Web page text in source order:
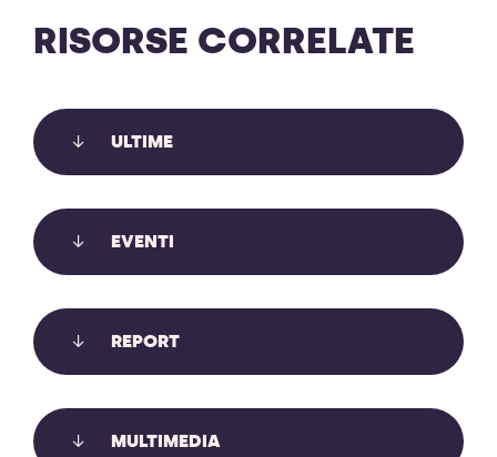
RISORSE CORRELATE
ULTIME
LE SLAPP: USARE I TRIBUNALI PER
METTERE A TACERE CHI DENUNCIA,
Le SLAPP usano i tribunali per mettere a tacere chi
Giustizia sul recepimento anti-SLAPP.
EVENTI
REPORT
MULTIMEDIA